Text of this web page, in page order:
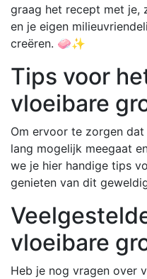
graag het recept met je,
en je eigen
creëren. 🧼✨
Tips voor
vloeibare
Om ervoor te zorgen
lang mogelijk meegaat
we je hier handige tips
genieten van dit
vloeibare
Heb je nog vragen over